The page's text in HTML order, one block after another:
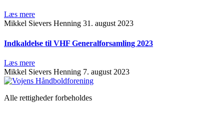
Læs mere
Mikkel Sievers Henning 31. august 2023
Indkaldelse til VHF Generalforsamling 2023
Læs mere
Mikkel Sievers Henning 7. august 2023
Alle rettigheder forbeholdes